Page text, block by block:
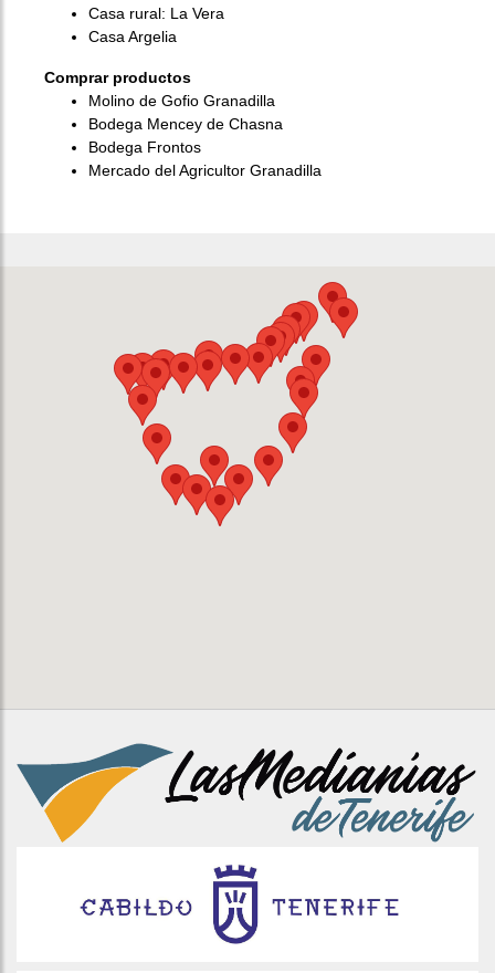
Casa rural: La Vera
Casa Argelia
Comprar productos
Molino de Gofio Granadilla
Bodega Mencey de Chasna
Bodega Frontos
Mercado del Agricultor Granadilla